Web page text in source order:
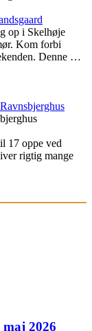
op i Skelhøje
Kom forbi
Denne …
17 oppe ved
rigtig mange
2026